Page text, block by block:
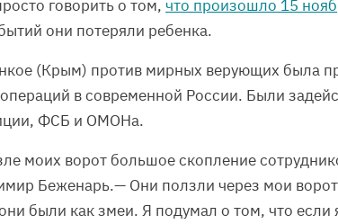
говорить о том, что произошло 15
они потеряли ребенка.
(Крым) против мирных верующих была
в современной России. Были
ФСБ и ОМОНа.
моих ворот большое скопление
Беженарь.— Они ползли через мои
были как змеи. Я подумал о том, что если